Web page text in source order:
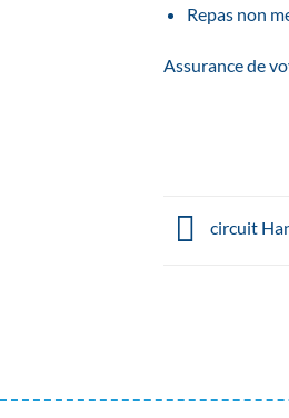
Repas non
Assurance de
circuit